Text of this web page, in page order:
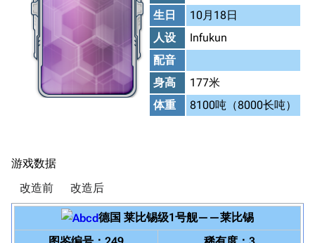
生日
10月18日
人设
Infukun
配音
身高
177米
体重
8100吨（8000长吨）
游戏数据
改造前 改造后
德国 莱比锡级1号舰——莱比锡